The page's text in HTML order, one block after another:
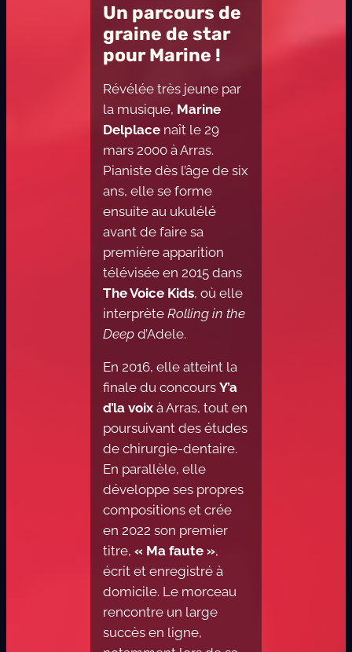
Un parcours de
graine de star
pour Marine !
Révélée très jeune par
la musique, Marine
Delplace naît le 29
mars 2000 à Arras.
Pianiste dès l’âge de six
ans, elle se forme
ensuite au ukulélé
avant de faire sa
première apparition
télévisée en 2015 dans
The Voice Kids, où elle
interprèteRolling in the
Deep d’Adele.
En 2016, elle atteint la
finale du concoursY’a
d’la voix à Arras, tout en
poursuivant des études
de chirurgie-dentaire.
En parallèle, elle
développe ses propres
compositions et crée
en 2022 son premier
titre,« Ma faute »,
écrit et enregistré à
domicile. Le morceau
rencontre un large
succès en ligne,